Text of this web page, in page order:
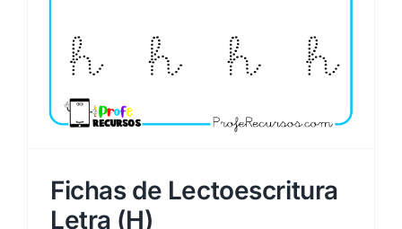
Fichas de Lectoescritura
Letra (H)